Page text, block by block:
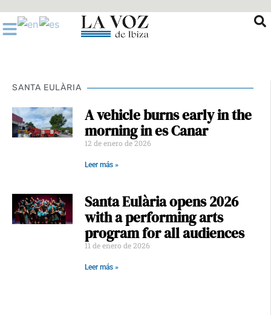
al
contenido
SANTA EULÀRIA
A vehicle burns early in the
morning in es Canar
12 de enero de 2026
Leer más »
Santa Eulària opens 2026
with a performing arts
program for all audiences
11 de enero de 2026
Leer más »